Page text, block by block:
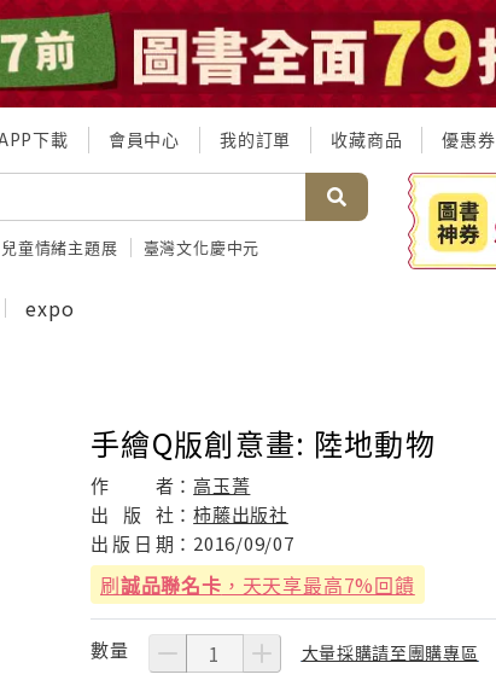
下載 會員中心 我的訂單 收藏商品 優惠券
兒童情緒主題展 臺灣文化慶中元
expo
手繪Q版創意畫: 陸地動物
作 者：高玉菁
出
版 社：柿藤出版社
出 版 日 期： 2016/09/07
刷誠品聯名卡 ，天天享最高7%回饋
數量 大量採購請至團購專區